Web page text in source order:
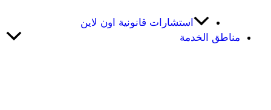
استشارات قانونية اون لاين
مناطق الخدمة